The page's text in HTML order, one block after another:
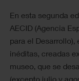
En esta segunda
AECID (Agencia
para el
inéditas, creadas
museo, que se
(excepto julio y